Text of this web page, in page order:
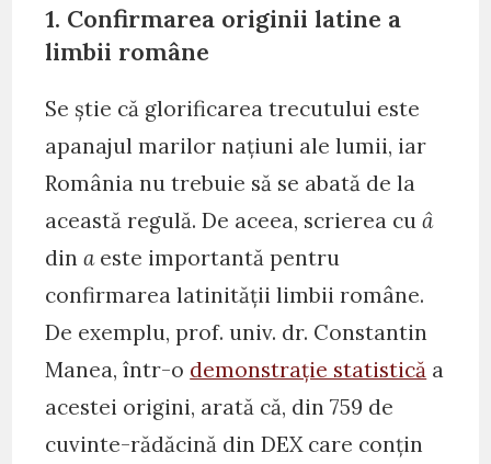
1. Confirmarea originii latine a
limbii române
Se știe că glorificarea trecutului este
apanajul marilor națiuni ale lumii, iar
România nu trebuie să se abată de la
această regulă. De aceea, scrierea cuâ
dinaeste importantă pentru
confirmarea latinității limbii române.
De exemplu, prof. univ. dr. Constantin
Manea, într-o demonstrație statistică a
acestei origini, arată că, din 759 de
cuvinte-rădăcină din DEX care conțin